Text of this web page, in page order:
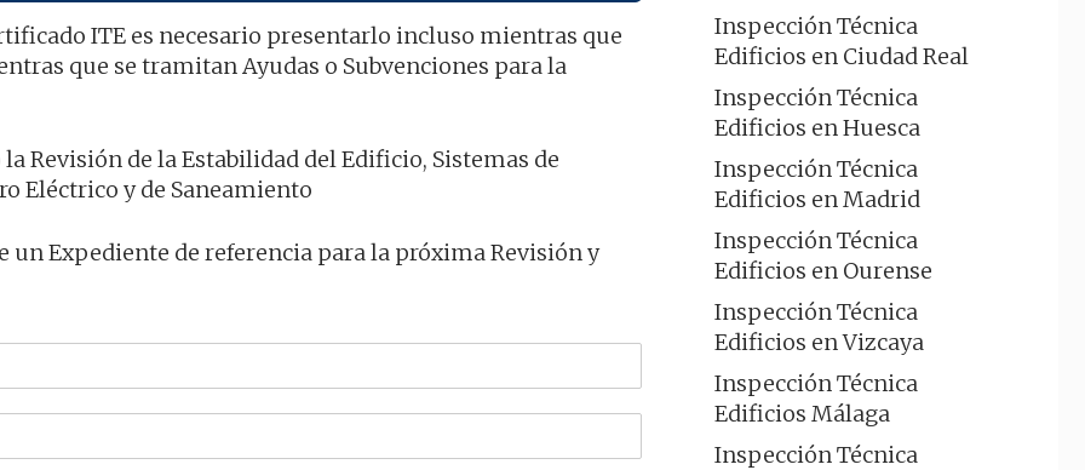
ITE es necesario presentarlo incluso mientras que
que se tramitan Ayudas o Subvenciones para la
Revisión de la Estabilidad del Edificio, Sistemas de
Eléctrico y de Saneamiento
Expediente de referencia para la próxima Revisión y
Inspección Técnica
Edificios en Ciudad Real
Inspección Técnica
Edificios en Huesca
Inspección Técnica
Edificios en Madrid
Inspección Técnica
Edificios en Ourense
Inspección Técnica
Edificios en Vizcaya
Inspección Técnica
Edificios Málaga
Inspección Técnica